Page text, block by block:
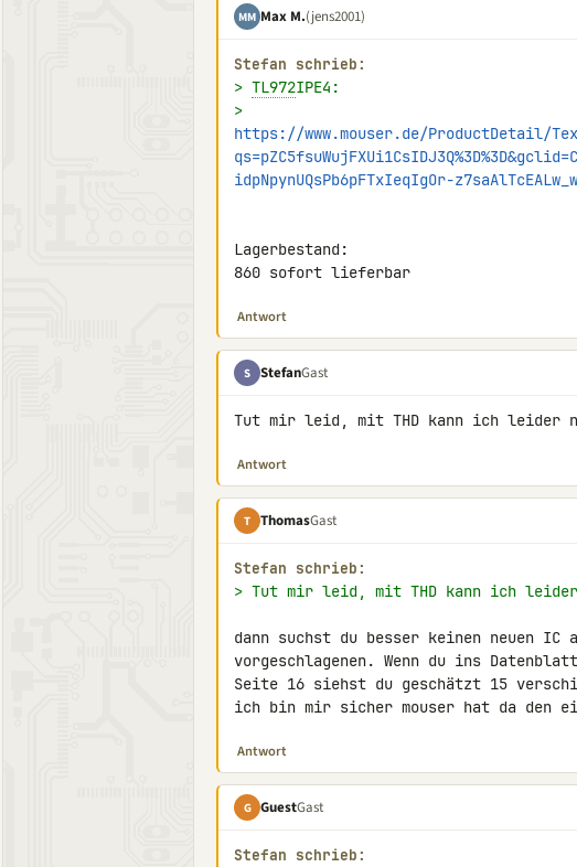
MM Max M.(jens2001)
Stefan schrieb:
> TL972IPE4:
>
https://www.mouser.de/ProductDetail/
idpNpynUQsPb6pFTxIeqIgOr-
Lagerbestand:
860 sofort lieferbar
Antwort
S StefanGast
Tut mir leid, mit THD kann ich leider
Antwort
T ThomasGast
Stefan schrieb:
> Tut mir leid, mit THD kann ich
dann suchst du besser keinen neuen IC
vorgeschlagenen. Wenn du ins
Seite 16 siehst du geschätzt 15
ich bin mir sicher mouser hat da den
Antwort
G GuestGast
Stefan schrieb: